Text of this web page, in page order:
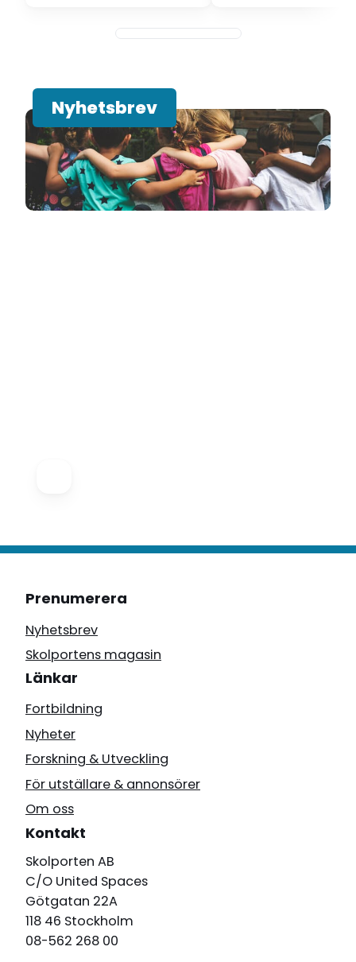
Nyhetsbrev
Prenumerera
Nyhetsbrev
Skolportens magasin
Länkar
Fortbildning
Nyheter
Forskning & Utveckling
För utställare & annonsörer
Om oss
Kontakt
Skolporten AB
C/O United Spaces
Götgatan 22A
118 46 Stockholm
08-562 268 00